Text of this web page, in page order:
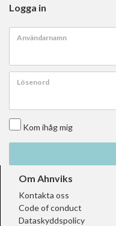
Logga in
Användarnamn
Lösenord
Kom ihåg mig
Om Ahnviks
Kontakta oss
Code of conduct
Dataskyddspolicy